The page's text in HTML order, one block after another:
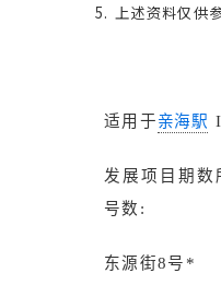
5. 上述资料仅供
适用于亲海駅
发展项目期数
号数 :
东源街8号 *